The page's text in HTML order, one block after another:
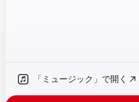
「ミュージック」で開く